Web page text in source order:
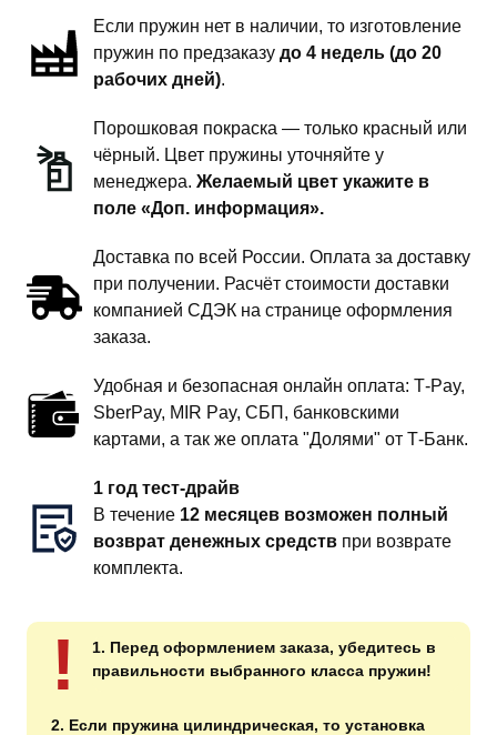
дюйма
комфорт
Если пружин нет в наличии, то изготовление
пружин по предзаказу до 4 недель (до 20
рабочих дней).
Порошковая покраска — только красный или
чёрный. Цвет пружины уточняйте у
менеджера. Желаемый цвет укажите в
поле «Доп. информация».
Доставка по всей России. Оплата за доставку
при получении. Расчёт стоимости доставки
компанией СДЭК на странице оформления
заказа.
Удобная и безопасная онлайн оплата: T‑Pay,
SberPay, MIR Pay, СБП, банковскими
картами, а так же оплата "Долями" от Т-Банк.
1 год тест-драйв
В течение 12 месяцев возможен полный
возврат денежных средств при возврате
комплекта.
!
1. Перед оформлением заказа, убедитесь в
правильности выбранного класса пружин!
2. Если пружина цилиндрическая, то установка